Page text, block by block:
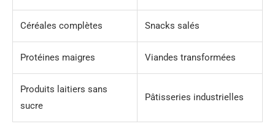
Céréales complètes Snacks salés
Protéines maigres Viandes transformées
Produits laitiers sans
sucre
Pâtisseries industrielles